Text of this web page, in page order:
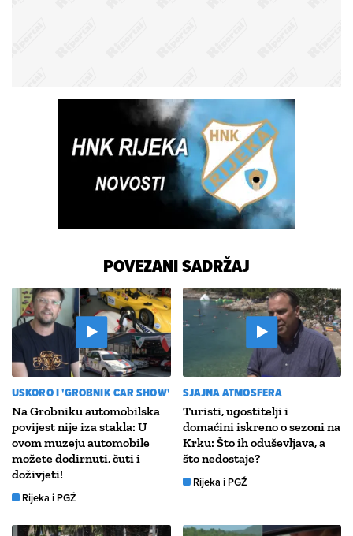
POVEZANI SADRŽAJ
USKORO I 'GROBNIK CAR SHOW'
Na Grobniku automobilska
povijest nije iza stakla: U
ovom muzeju automobile
možete dodirnuti, čuti i
doživjeti!
Rijeka i PGŽ
SJAJNA ATMOSFERA
Turisti, ugostitelji i
domaćini iskreno o sezoni na
Krku: Što ih oduševljava, a
što nedostaje?
Rijeka i PGŽ